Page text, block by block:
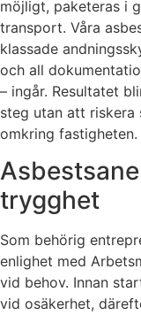
möjligt, paketeras i
transport. Våra
klassade
och all
– ingår. Resultatet
steg utan att riskera
omkring fastigheten.
trygghet
Som behörig
enlighet med
vid behov. Innan
vid osäkerhet,